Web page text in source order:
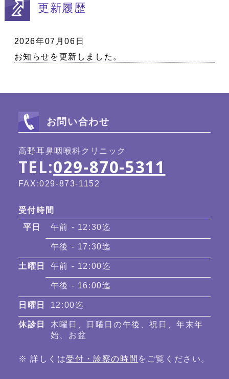
更新履歴
2026年07月06日
お知らせを更新しました。
お問い合わせ
高野耳鼻咽喉科クリニック
TEL:029-870-5311
FAX:029-873-1152
受付時間
平日
午前 - 12:30迄
午後 - 17:30迄
土曜日 午前 - 12:00迄
午後 - 16:00迄
日曜日 12:00迄
休診日
木曜日、日曜日の午後、祝日、年末年
始、お盆
※ 詳しくは受付・診察の時間 をご覧ください。